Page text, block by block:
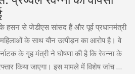
हसन से जेडीएस सांसद हैं और पूर्व प्रधानमंत्री
के साथ यौन उत्पीड़न का आरोप है। वे
के गृह मंत्री ने घोषणा की है कि रेवन्ना के
किया जाएगा। इस मामले में विशेष जांच टीम